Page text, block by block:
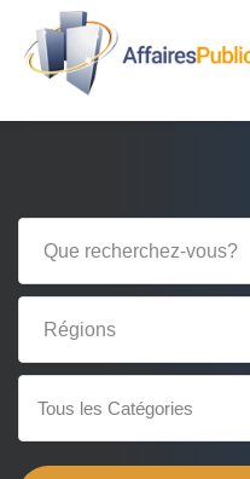
Tous les Catégories